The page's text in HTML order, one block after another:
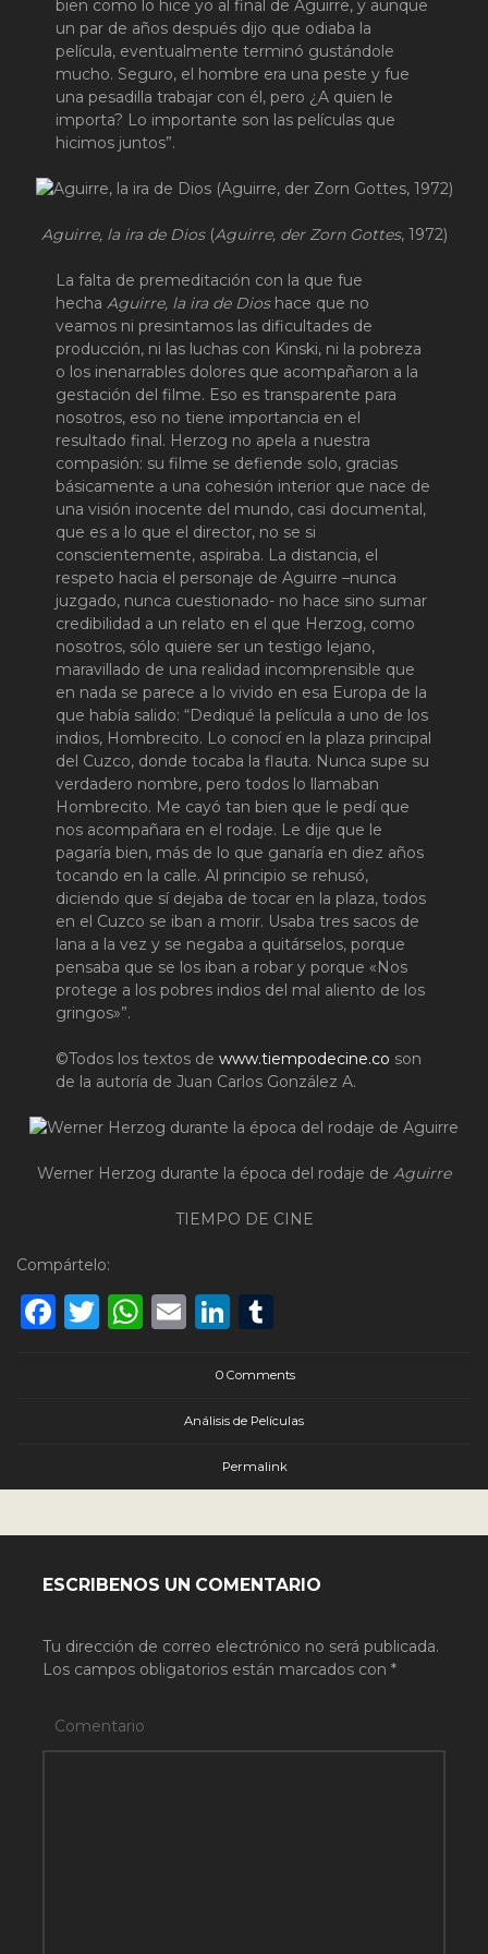
bien como lo hice yo al final de Aguirre, y aunque
un par de años después dijo que odiaba la
película, eventualmente terminó gustándole
mucho. Seguro, el hombre era una peste y fue
una pesadilla trabajar con él, pero ¿A quien le
importa? Lo importante son las películas que
hicimos juntos”.
Aguirre, la ira de Dios(Aguirre, der Zorn Gottes, 1972)
La falta de premeditación con la que fue
hecha Aguirre, la ira de Dioshace que no
veamos ni presintamos las dificultades de
producción, ni las luchas con Kinski, ni la pobreza
o los inenarrables dolores que acompañaron a la
gestación del filme. Eso es transparente para
nosotros, eso no tiene importancia en el
resultado final. Herzog no apela a nuestra
compasión: su filme se defiende solo, gracias
básicamente a una cohesión interior que nace de
una visión inocente del mundo, casi documental,
que es a lo que el director, no se si
conscientemente, aspiraba. La distancia, el
respeto hacia el personaje de Aguirre –nunca
juzgado, nunca cuestionado- no hace sino sumar
credibilidad a un relato en el que Herzog, como
nosotros, sólo quiere ser un testigo lejano,
maravillado de una realidad incomprensible que
en nada se parece a lo vivido en esa Europa de la
que había salido: “Dediqué la película a uno de los
indios, Hombrecito. Lo conocí en la plaza principal
del Cuzco, donde tocaba la flauta. Nunca supe su
verdadero nombre, pero todos lo llamaban
Hombrecito. Me cayó tan bien que le pedí que
nos acompañara en el rodaje. Le dije que le
pagaría bien, más de lo que ganaría en diez años
tocando en la calle. Al principio se rehusó,
diciendo que sí dejaba de tocar en la plaza, todos
en el Cuzco se iban a morir. Usaba tres sacos de
lana a la vez y se negaba a quitárselos, porque
pensaba que se los iban a robar y porque «Nos
protege a los pobres indios del mal aliento de los
gringos»”.
©Todos los textos de www.tiempodecine.co son
de la autoría de Juan Carlos González A.
Werner Herzog durante la época del rodaje de Aguirre
TIEMPO DE CINE
Compártelo:
Facebook
Twitter
WhatsApp
EmailLinkedIn
0 Comments
Análisis de Películas
Permalink
ESCRIBENOS UN COMENTARIO
Tu dirección de correo electrónico no será publicada.
Los campos obligatorios están marcados con *
Comentario